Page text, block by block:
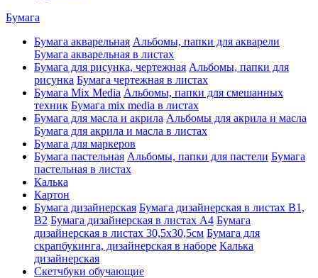
Бумага
Бумага акварельная Альбомы, папки для акварели
Бумага акварельная в листах
Бумага для рисунка, чертежная Альбомы, папки для
рисунка Бумага чертежная в листах
Бумага Mix Media Альбомы, папки для смешанных
техник Бумага mix media в листах
Бумага для масла и акрила Альбомы для акрила и масла
Бумага для акрила и масла в листах
Бумага для маркеров
Бумага пастельная Альбомы, папки для пастели Бумага
пастельная в листах
Калька
Картон
Бумага дизайнерская Бумага дизайнерская в листах В1,
В2 Бумага дизайнерская в листах А4 Бумага
дизайнерская в листах 30,5х30,5см Бумага для
скрапбукинга, дизайнерская в наборе Калька
дизайнерская
Скетчбуки обучающие